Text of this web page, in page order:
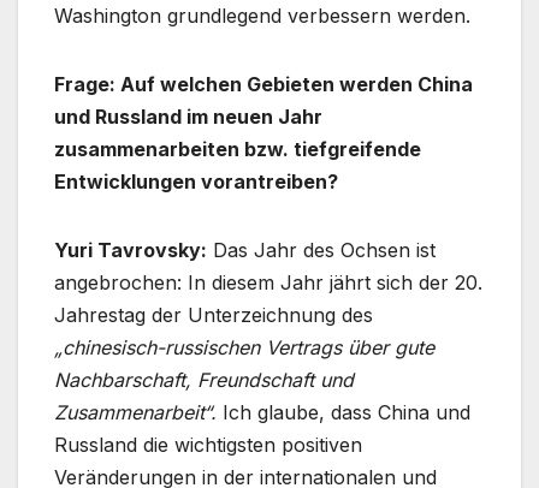
Washington grundlegend verbessern werden.
Frage: Auf welchen Gebieten werden China
und Russland im neuen Jahr
zusammenarbeiten bzw. tiefgreifende
Entwicklungen vorantreiben?
Yuri Tavrovsky: Das Jahr des Ochsen ist
angebrochen: In diesem Jahr jährt sich der 20.
Jahrestag der Unterzeichnung des
„chinesisch-russischen Vertrags über gute
Nachbarschaft, Freundschaft und
Zusammenarbeit“. Ich glaube, dass China und
Russland die wichtigsten positiven
Veränderungen in der internationalen und